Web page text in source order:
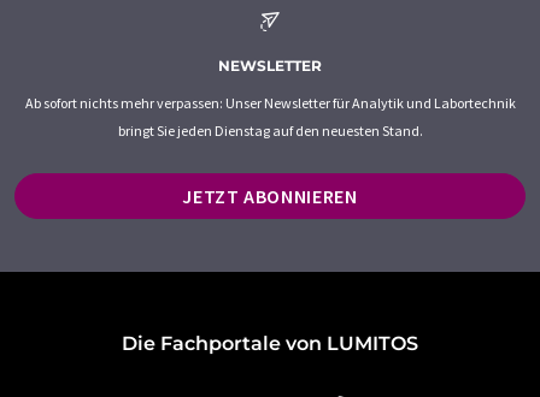
NEWSLETTER
Ab sofort nichts mehr verpassen: Unser Newsletter für Analytik und Labortechnik
bringt Sie jeden Dienstag auf den neuesten Stand.
JETZT ABONNIEREN
Die Fachportale von LUMITOS